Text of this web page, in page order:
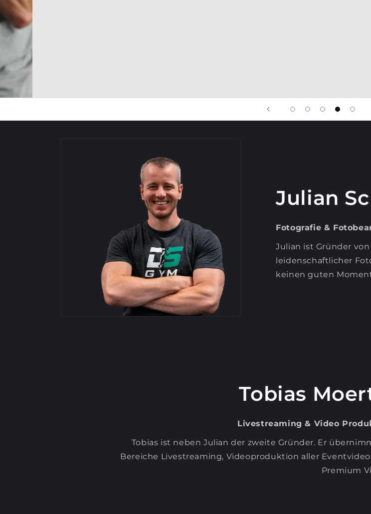
Julian
Fotografie &
Julian ist Gründer
leidenschaftlicher
keinen guten
Tobias
Livestreaming & Video
Tobias ist neben Julian der zweite Gründer. Er
Bereiche Livestreaming, Videoproduktion aller
Premium